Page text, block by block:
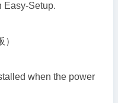
Easy-Setup.
when the power